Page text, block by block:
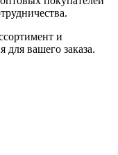
и
для вашего заказа.